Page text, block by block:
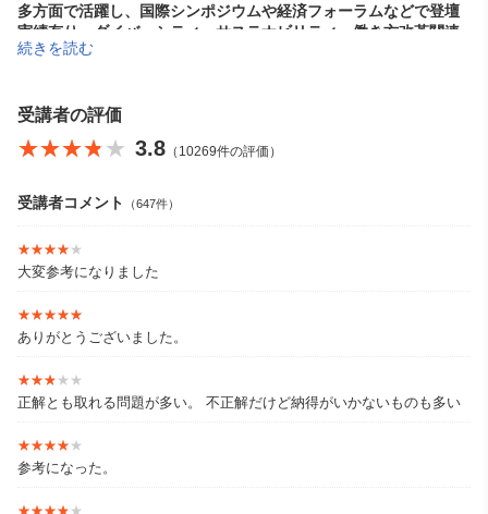
多方面で活躍し、国際シンポジウムや経済フォーラムなどで登壇
実績有り。ダイバーシティ、サステナビリティ、働き方改革関連
では、ヤフーニュースにも取り上げられている。
「ダイバーシティで新時代を勝ち抜く」
【WEB】
株式会社グロウス・カンパニー＋
続きを読む
受講者の評価
★★★★★
★★★★★ 3.8 （10269件の評価）
受講者コメント （647件）
★★★★★
★★★★★
大変参考になりました
★★★★★
★★★★★
ありがとうございました。
★★★★★
★★★★★
正解とも取れる問題が多い。 不正解だけど納得がいかないものも多い
★★★★★
★★★★★
参考になった。
★★★★★
★★★★★